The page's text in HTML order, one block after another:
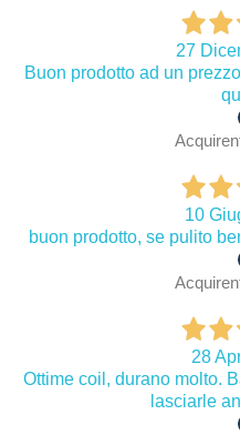
27
Buon prodotto ad un
10
buon prodotto, se pulito
28
Ottime coil, durano molto.
lasciarle